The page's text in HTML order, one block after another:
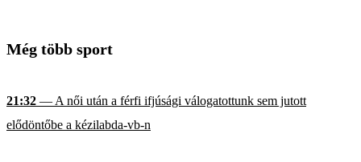
Még több sport
21:32 — A női után a férfi ifjúsági válogatottunk sem jutott
elődöntőbe a kézilabda-vb-n